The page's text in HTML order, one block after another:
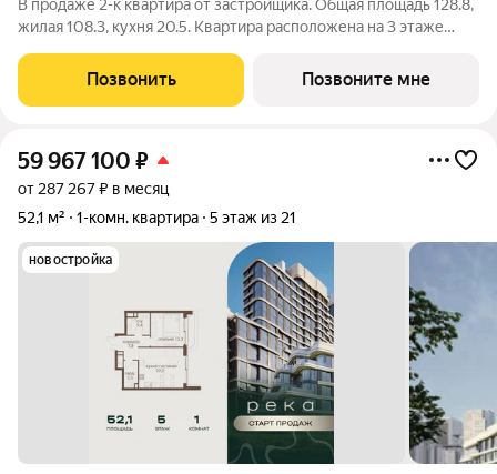
В продаже 2-к квартира от застройщика. Общая площадь 128.8,
жилая 108.3, кухня 20.5. Квартира расположена на 3 этаже
кв. 2029 года. Высота потолка до 3.65 метра в квартирах и до
4,5 м в
Позвонить Позвоните мне
59 967 100 ₽
от 287 267 ₽ в месяц
52,1 м²
1-комн. квартира 5 этаж из 21
новостройка